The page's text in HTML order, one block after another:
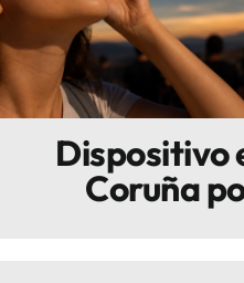
Escenarios
Sostenibilidad
Innova
Dispositivo
Coruña